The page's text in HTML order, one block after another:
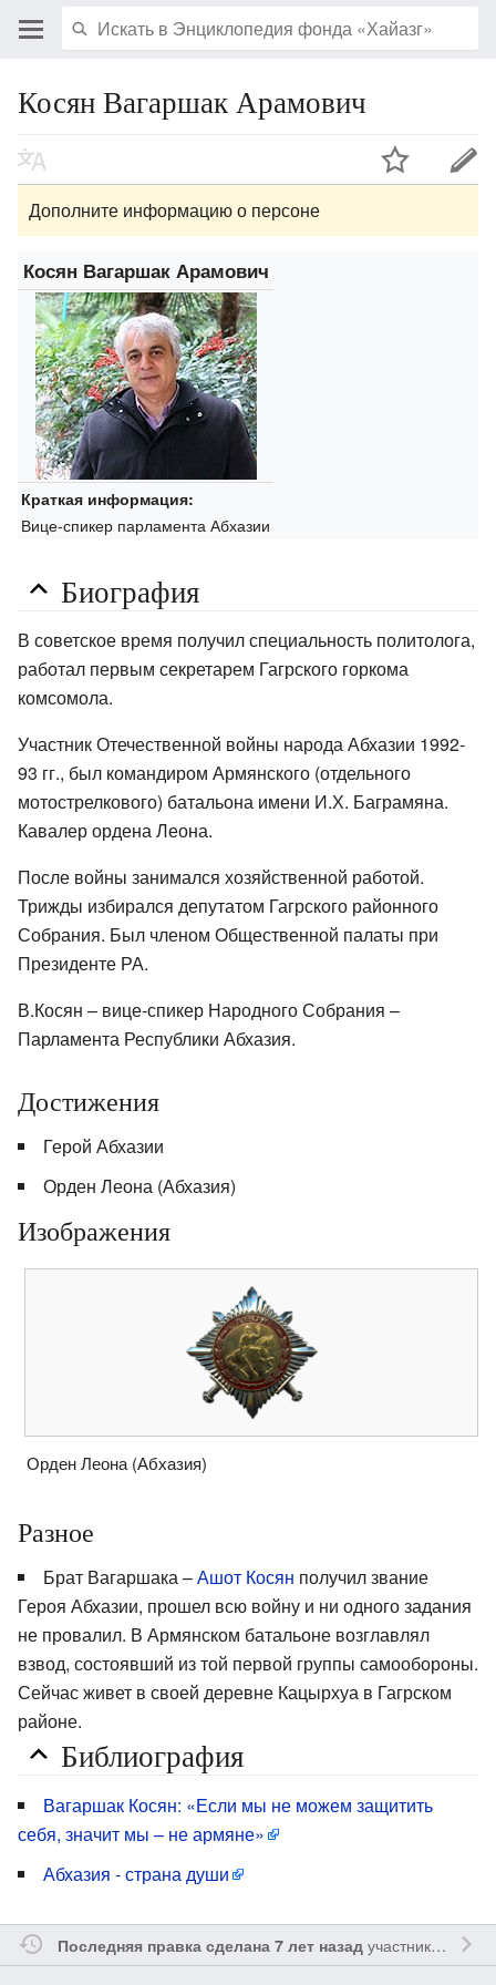
Косян Вагаршак Арамович
Дополните информацию о персоне
Косян Вагаршак Арамович
Краткая информация:
Вице-спикер парламента Абхазии
Биография
В советское время получил специальность политолога,
работал первым секретарем Гагрского горкома
комсомола.
Участник Отечественной войны народа Абхазии 1992-
93 гг., был командиром Армянского (отдельного
мотострелкового) батальона имени И.Х. Баграмяна.
Кавалер ордена Леона.
После войны занимался хозяйственной работой.
Трижды избирался депутатом Гагрского районного
Собрания. Был членом Общественной палаты при
Президенте РА.
В.Косян – вице-спикер Народного Собрания –
Парламента Республики Абхазия.
Достижения
Герой Абхазии
Орден Леона (Абхазия)
Изображения
Орден Леона (Абхазия)
Разное
Брат Вагаршака –Ашот Косян получил звание
Героя Абхазии, прошел всю войну и ни одного задания
не провалил. В Армянском батальоне возглавлял
взвод, состоявший из той первой группы самообороны.
Сейчас живет в своей деревне Кацырхуа в Гагрском
районе.
Библиография
Вагаршак Косян: «Если мы не можем защитить
себя, значит мы – не армяне»
Абхазия - страна души
Последняя правка сделана 7 лет назадучастником